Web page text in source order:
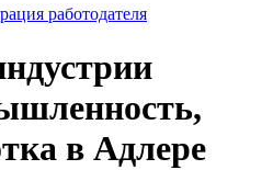
работодателя
в Адлере